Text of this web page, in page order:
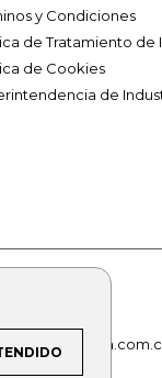
y Condiciones
de Tratamiento de
de Cookies
de